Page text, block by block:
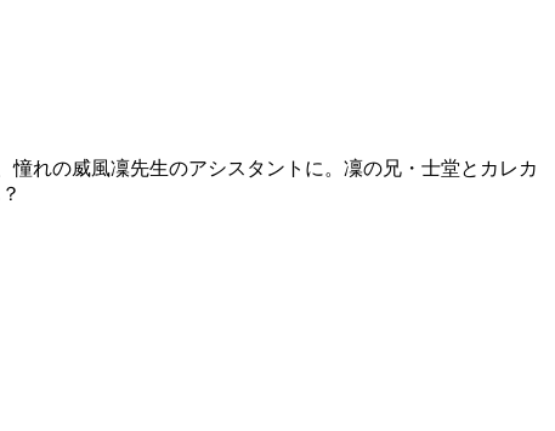
れの威風凜先生のアシスタントに。凜の兄・士堂とカレカ